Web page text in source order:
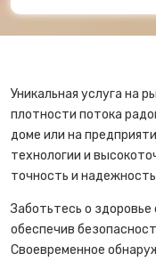
Уникальная услуга на
плотности потока
доме или на
технологии и
точность и
Заботьтесь о
обеспечив
Своевременное